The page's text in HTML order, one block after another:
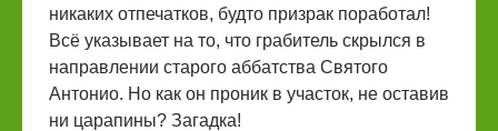
никаких отпечатков, будто призрак поработал!
Всё указывает на то, что грабитель скрылся в
направлении старого аббатства Святого
Антонио. Но как он проник в участок, не оставив
ни царапины? Загадка!